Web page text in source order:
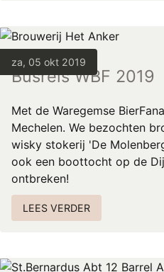
za, 05 okt 2019
Busreis WBF 2019
Met de Waregemse
Mechelen. We bezochten
wisky stokerij 'De
ook een boottocht op de
ontbreken!
LEES VERDER